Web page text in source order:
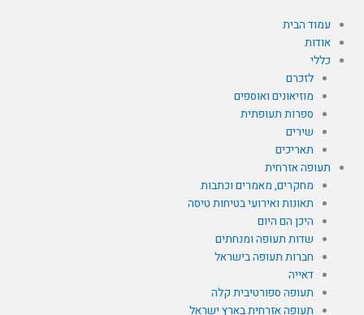
עמוד הבית
אודות
כללי
לזכרם
מוזיאונים ואוספים
ספרות תעופתית
שירים
תאריכים
תעופה אזרחית
מחקרים, מאמרים וכתבות
תאונות ואירועי בטיחות טיסה
היכן הם היום
שדות תעופה ומנחתים
חברות תעופה בישראל
דאייה
תעופה ספורטיבית קלה
תעופה אזרחית בארץ ישראל